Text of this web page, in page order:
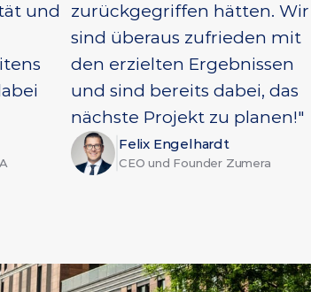
und
zurückgegriffen hätten. Wir
sind überaus zufrieden mit
den erzielten Ergebnissen
und sind bereits dabei, das
nächste Projekt zu planen!"
Felix Engelhardt
CEO und Founder Zumera